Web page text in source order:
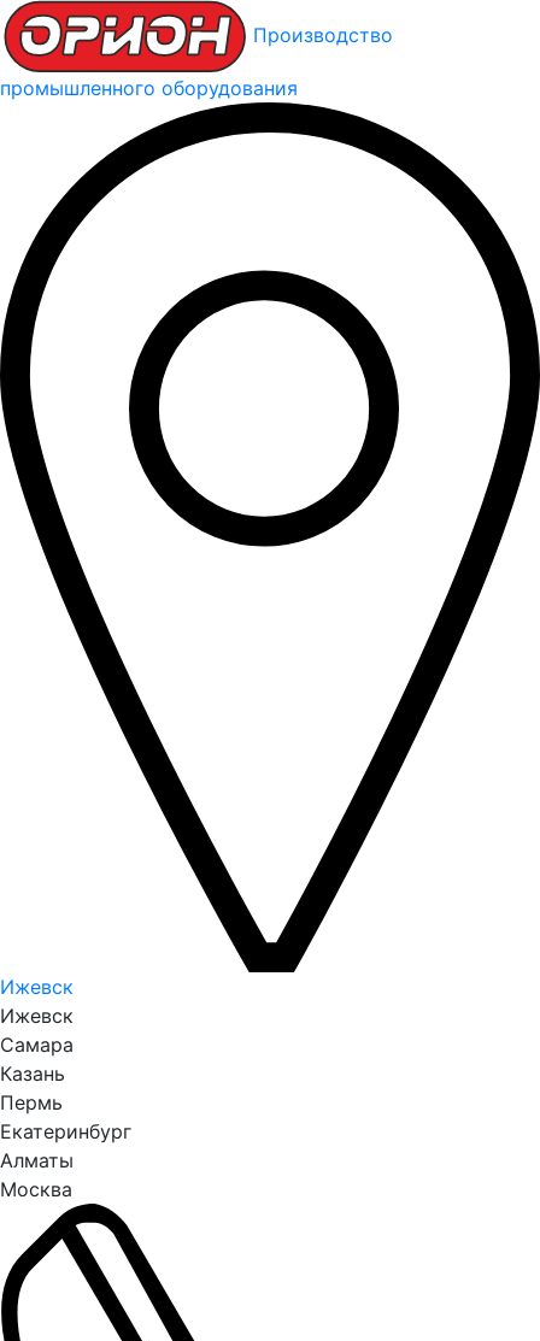
Производство
промышленного оборудования
Ижевск
Ижевск
Самара
Казань
Пермь
Екатеринбург
Алматы
Москва